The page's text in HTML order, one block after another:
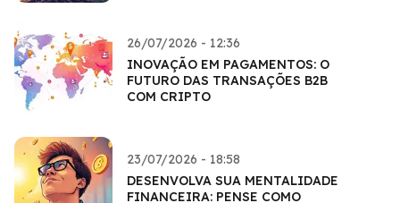
26/07/2026 - 12:36
INOVAÇÃO EM PAGAMENTOS: O
FUTURO DAS TRANSAÇÕES B2B
COM CRIPTO
23/07/2026 - 18:58
DESENVOLVA SUA MENTALIDADE
FINANCEIRA: PENSE COMO